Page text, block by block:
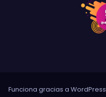
Funciona gracias a WordPress